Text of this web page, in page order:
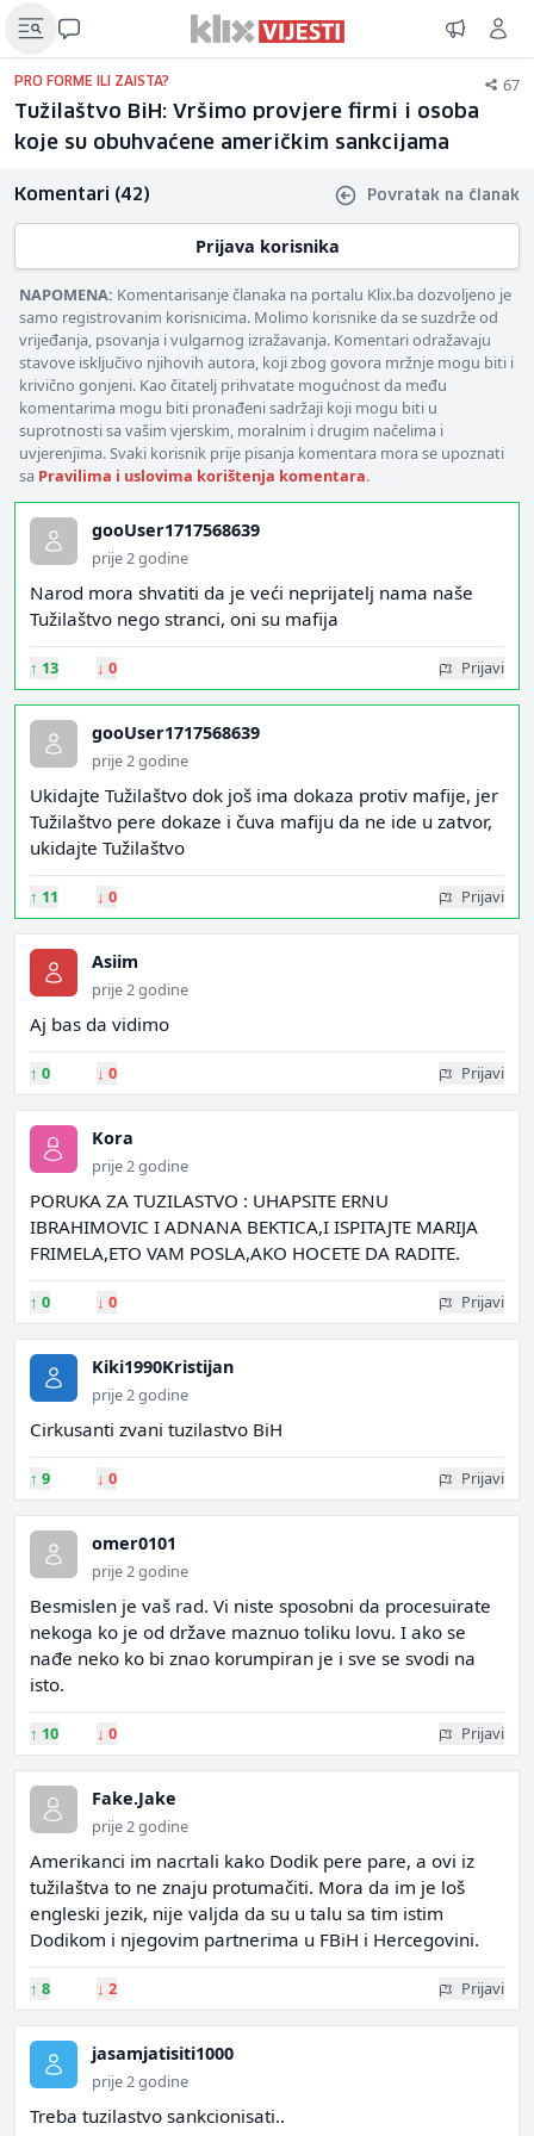
PRO FORME ILI ZAISTA? 67
Tužilaštvo BiH: Vršimo provjere firmi i osoba
koje su obuhvaćene američkim sankcijama
Komentari (42) Povratak na članak
Prijava korisnika
NAPOMENA: Komentarisanje članaka na portalu Klix.ba dozvoljeno je
samo registrovanim korisnicima. Molimo korisnike da se suzdrže od
vrijeđanja, psovanja i vulgarnog izražavanja. Komentari odražavaju
stavove isključivo njihovih autora, koji zbog govora mržnje mogu biti i
krivično gonjeni. Kao čitatelj prihvatate mogućnost da među
komentarima mogu biti pronađeni sadržaji koji mogu biti u
suprotnosti sa vašim vjerskim, moralnim i drugim načelima i
uvjerenjima. Svaki korisnik prije pisanja komentara mora se upoznati
sa Pravilima i uslovima korištenja komentara.
gooUser1717568639
prije 2 godine
Narod mora shvatiti da je veći neprijatelj nama naše
Tužilaštvo nego stranci, oni su mafija
↑ 13 ↓ 0 Prijavi
gooUser1717568639
prije 2 godine
Ukidajte Tužilaštvo dok još ima dokaza protiv mafije, jer
Tužilaštvo pere dokaze i čuva mafiju da ne ide u zatvor,
ukidajte Tužilaštvo
↑ 11 ↓ 0 Prijavi
Asiim
prije 2 godine
Aj bas da vidimo
↑ 0 ↓ 0 Prijavi
Kora
prije 2 godine
PORUKA ZA TUZILASTVO : UHAPSITE ERNU
IBRAHIMOVIC I ADNANA BEKTICA,I ISPITAJTE MARIJA
FRIMELA,ETO VAM POSLA,AKO HOCETE DA RADITE.
↑ 0 ↓ 0 Prijavi
Kiki1990Kristijan
prije 2 godine
Cirkusanti zvani tuzilastvo BiH
↑ 9 ↓ 0 Prijavi
omer0101
prije 2 godine
Besmislen je vaš rad. Vi niste sposobni da procesuirate
nekoga ko je od države maznuo toliku lovu. I ako se
nađe neko ko bi znao korumpiran je i sve se svodi na
isto.
↑ 10 ↓ 0 Prijavi
Fake.Jake
prije 2 godine
Amerikanci im nacrtali kako Dodik pere pare, a ovi iz
tužilaštva to ne znaju protumačiti. Mora da im je loš
engleski jezik, nije valjda da su u talu sa tim istim
Dodikom i njegovim partnerima u FBiH i Hercegovini.
↑ 8 ↓ 2 Prijavi
jasamjatisiti1000
prije 2 godine
Treba tuzilastvo sankcionisati..